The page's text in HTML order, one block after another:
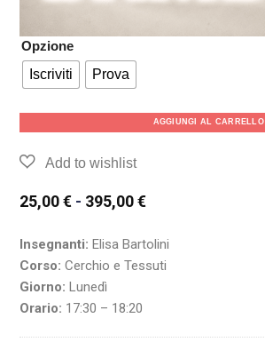
Opzione
Iscriviti
Prova
AGGIUNGI AL CARRELLO
25,00€ - 395,00€
Insegnanti: Elisa Bartolini
Corso: Cerchio e Tessuti
Giorno: Lunedì
Orario: 17:30 – 18:20